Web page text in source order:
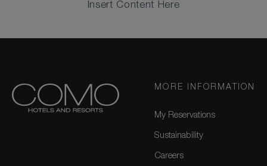
Insert Content Here
MORE INFORMATION
My Reservations
Sustainability
Careers